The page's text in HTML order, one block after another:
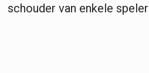
schouder van enkele